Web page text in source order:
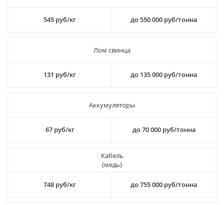
545 руб/кг до 550 000 руб/тонна
Лом свинца
131 руб/кг до 135 000 руб/тонна
Аккумуляторы
67 руб/кг до 70 000 руб/тонна
Кабель
(медь)
748 руб/кг до 755 000 руб/тонна